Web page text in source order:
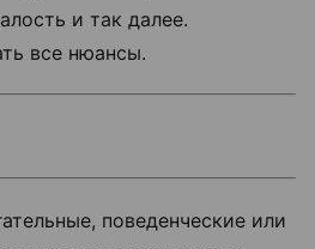
и так далее.
все нюансы.
поведенческие или